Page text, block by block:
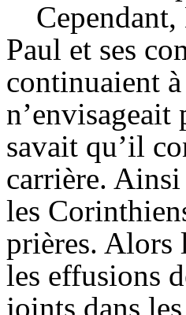
Paul et ses
continuaient
n’envisageait
savait qu’il
carrière. Ainsi
les
prières. Alors
les effusions
joints dans